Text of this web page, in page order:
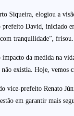
Siqueira, elogiou a
David, iniciado
tranquilidade”, frisou.
impacto da medida na
existia. Hoje, vemos
vice-prefeito Renato
em garantir mais